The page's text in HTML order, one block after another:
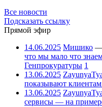
Все новости
Подсказать ссылку
Прямой эфир
14.06.2025 Мишико
что мы мало что
Генпрокуратуры 1
13.06.2025
показывают
13.06.2025
сервисы — на